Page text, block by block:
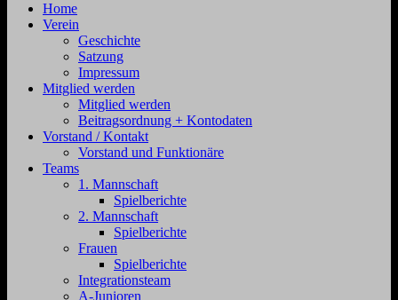
Zehdenick
Jahnstraße
Zehdenick
Home
Verein
Geschichte
Satzung
Impressum
Mitglied werden
Mitglied werden
Beitragsordnung + Kontodaten
Vorstand / Kontakt
Vorstand und Funktionäre
Teams
1. Mannschaft
Spielberichte
2. Mannschaft
Spielberichte
Frauen
Spielberichte
Integrationsteam
A-Junioren